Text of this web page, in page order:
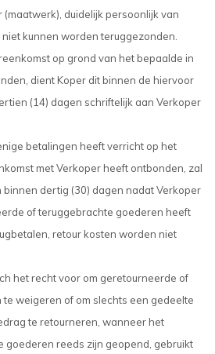
duidelijk persoonlijk van
kunnen worden teruggezonden.
op grond van het bepaalde in
dient Koper dit binnen de hiervoor
(14) dagen schriftelijk aan Verkoper
betalingen heeft verricht op het
met Verkoper heeft ontbonden, zal
dertig (30) dagen nadat Verkoper
of teruggebrachte goederen heeft
retour kosten worden niet
het recht voor om geretourneerde of
weigeren of om slechts een gedeelte
te retourneren, wanneer het
goederen reeds zijn geopend, gebruikt